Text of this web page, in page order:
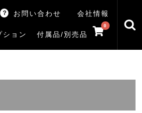
お問い合わせ 会社情報
ション 付属品/別売品
0